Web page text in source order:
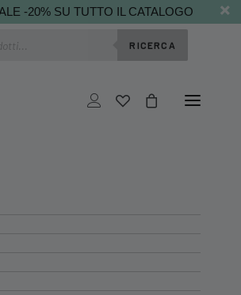
-20% SU TUTTO IL CATALOGO
RICERCA